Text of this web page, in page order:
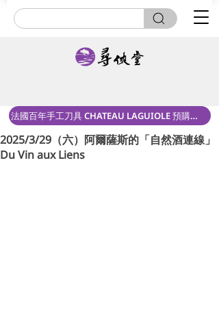
法國百年手工刀具 CHATEAU LAGUIOLE 預購中！
2025/3/29（六）阿爾薩斯的「自然酒連線」
Du Vin aux Liens